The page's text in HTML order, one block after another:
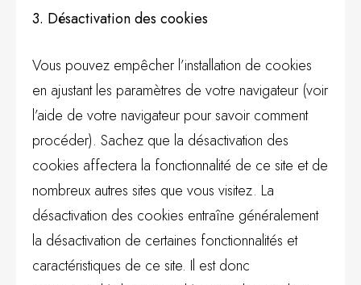
3. Désactivation des cookies
Vous pouvez empêcher l’installation de cookies
en ajustant les paramètres de votre navigateur (voir
l’aide de votre navigateur pour savoir comment
procéder). Sachez que la désactivation des
cookies affectera la fonctionnalité de ce site et de
nombreux autres sites que vous visitez. La
désactivation des cookies entraîne généralement
la désactivation de certaines fonctionnalités et
caractéristiques de ce site. Il est donc